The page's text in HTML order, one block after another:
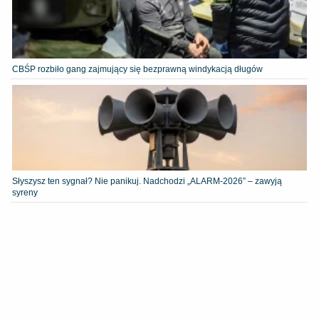
CBŚP rozbiło gang zajmujący się bezprawną windykacją długów
Słyszysz ten sygnał? Nie panikuj. Nadchodzi „ALARM-2026” – zawyją
syreny